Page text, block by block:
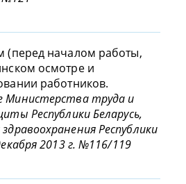
(перед началом работы,
осмотре и
работников.
Министерства труда и
Республики Беларусь,
Республики
2013 г. №116/119